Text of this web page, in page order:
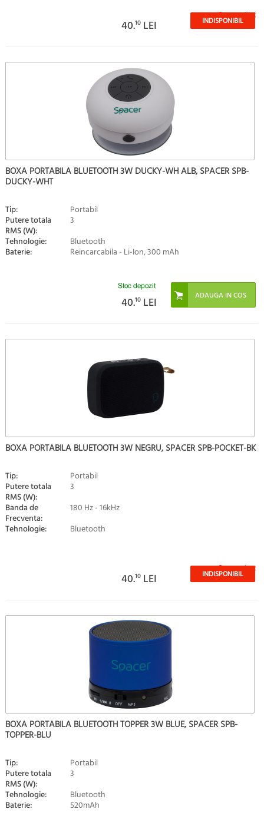
Stoc epuizat
40.10 LEI INDISPONIBIL
BOXA PORTABILA BLUETOOTH 3W DUCKY-WH ALB, SPACER SPB-
DUCKY-WHT
Tip: Portabil
Putere totala
RMS (W):
3
Tehnologie:
Bluetooth
Baterie: Reincarcabila - Li-Ion, 300 mAh
Stoc depozit
40.10 LEI
BOXA PORTABILA BLUETOOTH 3W NEGRU, SPACER SPB-POCKET-BK
Tip: Portabil
Putere totala
RMS (W):
3
Banda de
Frecventa:
180 Hz - 16kHz
Tehnologie:
Bluetooth
Stoc epuizat
40.10 LEI INDISPONIBIL
BOXA PORTABILA BLUETOOTH TOPPER 3W BLUE, SPACER SPB-
TOPPER-BLU
Tip: Portabil
Putere totala
RMS (W):
3
Tehnologie:
Bluetooth
Baterie: 520mAh